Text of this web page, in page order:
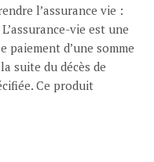
l’assurance vie :
vie est une
d’une somme
suite du décès de
Ce produit